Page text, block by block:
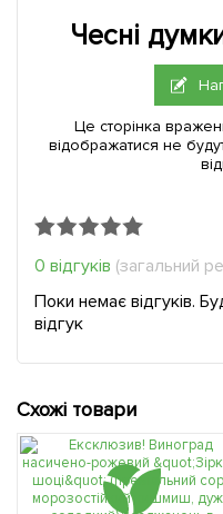
Чесні
Це сторінка
відображатися не
0 відгуків (загальний
Поки немає відгуків.
відгук
Схожі товари